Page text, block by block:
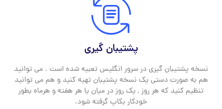
پشتیبان گیری
نسخه پشتیبان گیری در سرور انگلیس تعبیه شده است . می توانید
هم به صورت دستی یک نسخه پشتیبان تهیه کنید و هم می توانید
تنظیم کنید که هر روز , یک روز در میان یا هر هفته و هرماه بطور
خودکار بکاپ گرفته شود.